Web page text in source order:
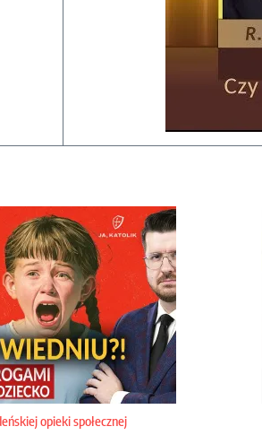
opieki społecznej